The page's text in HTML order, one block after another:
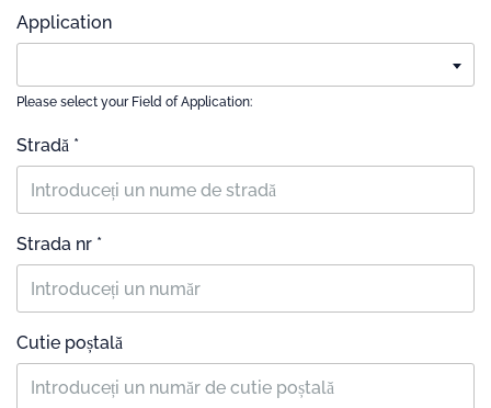
Application
Please select your Field of Application:
Stradă *
Strada nr *
Cutie poștală